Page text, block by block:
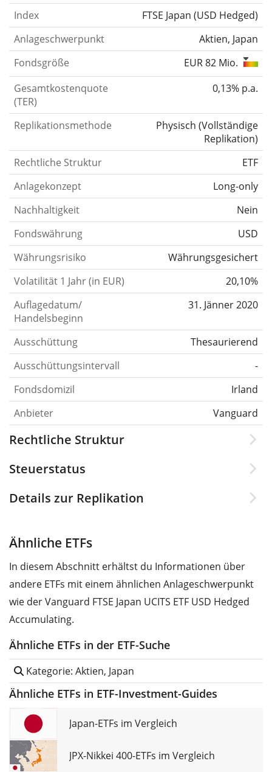
Index
FTSE Japan (USD Hedged)
Anlageschwerpunkt
Aktien, Japan
Fondsgröße
EUR 82 Mio.
Gesamtkostenquote
(TER)
0,13% p.a.
Replikationsmethode Physisch (Vollständige
Replikation)
Rechtliche Struktur
ETF
Anlagekonzept
Long-only
Nachhaltigkeit
Nein
Fondswährung
USD
Währungsrisiko
Währungsgesichert
Volatilität 1 Jahr (in EUR)
20,10%
Auflagedatum/
Handelsbeginn
31. Jänner 2020
Ausschüttung
Thesaurierend
Ausschüttungsintervall
-
Fondsdomizil
Irland
Anbieter
Vanguard
Rechtliche Struktur
Steuerstatus
Details zur Replikation
Ähnliche ETFs
In diesem Abschnitt erhältst du Informationen über
andere ETFs mit einem ähnlichen Anlageschwerpunkt
wie der Vanguard FTSE Japan UCITS ETF USD Hedged
Accumulating.
Ähnliche ETFs in der ETF-Suche
Kategorie: Aktien, Japan
Ähnliche ETFs in ETF-Investment-Guides
Japan-ETFs im Vergleich
JPX-Nikkei 400-ETFs im Vergleich